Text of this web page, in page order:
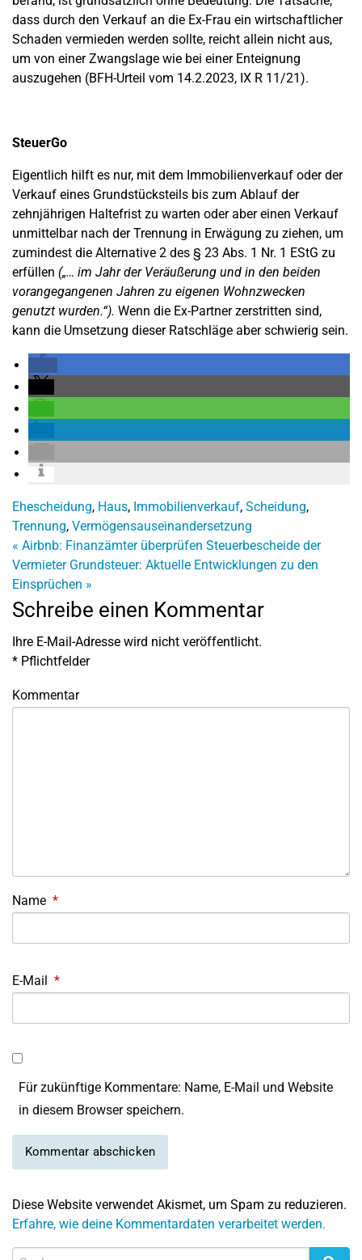
dass durch den Verkauf an die Ex-Frau ein wirtschaftlicher
Schaden vermieden werden sollte, reicht allein nicht aus,
um von einer Zwangslage wie bei einer Enteignung
auszugehen (BFH-Urteil vom 14.2.2023, IX R 11/21).
SteuerGo
Eigentlich hilft es nur, mit dem Immobilienverkauf oder der
Verkauf eines Grundstücksteils bis zum Ablauf der
zehnjährigen Haltefrist zu warten oder aber einen Verkauf
unmittelbar nach der Trennung in Erwägung zu ziehen, um
zumindest die Alternative 2 des § 23 Abs. 1 Nr. 1 EStG zu
erfüllen („… im Jahr der Veräußerung und in den beiden
vorangegangenen Jahren zu eigenen Wohnzwecken
genutzt wurden.“). Wenn die Ex-Partner zerstritten sind,
kann die Umsetzung dieser Ratschläge aber schwierig sein.
Ehescheidung, Haus, Immobilienverkauf, Scheidung,
Trennung, Vermögensauseinandersetzung
« Airbnb: Finanzämter überprüfen Steuerbescheide der
Vermieter Grundsteuer: Aktuelle Entwicklungen zu den
Einsprüchen »
Schreibe einen Kommentar
Ihre E-Mail-Adresse wird nicht veröffentlicht.
* Pflichtfelder
Kommentar
Name *
E-Mail *
Für zukünftige Kommentare: Name, E-Mail und Website
in diesem Browser speichern.
Diese Website verwendet Akismet, um Spam zu reduzieren.
Erfahre, wie deine Kommentardaten verarbeitet werden.